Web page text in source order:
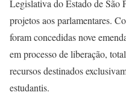
Legislativa do Estado de São
projetos aos parlamentares.
foram concedidas nove
em processo de liberação,
recursos destinados
estudantis.